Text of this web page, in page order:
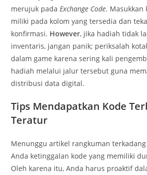
merujuk padaExchange Code. Masukkan
miliki pada kolom yang tersedia dan
konfirmasi. However, jika hadiah tidak
inventaris, jangan panik; periksalah
dalam game karena sering kali
hadiah melalui jalur tersebut guna
distribusi data digital.
Tips Mendapatkan Kode
Teratur
Menunggu artikel rangkuman
Anda ketinggalan kode yang memiliki
Oleh karena itu, Anda harus proaktif